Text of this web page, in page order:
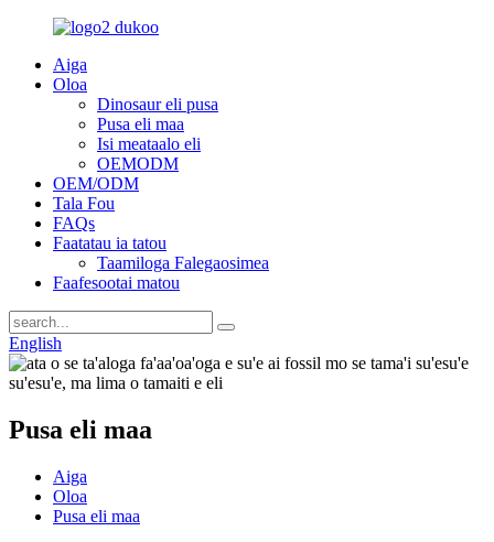
Aiga
Oloa
Dinosaur eli pusa
Pusa eli maa
Isi meataalo eli
OEMODM
OEM/ODM
Tala Fou
FAQs
Faatatau ia tatou
Taamiloga Falegaosimea
Faafesootai matou
English
Pusa eli maa
Aiga
Oloa
Pusa eli maa